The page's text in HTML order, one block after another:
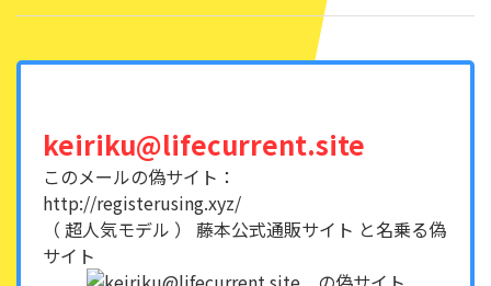
keiriku@lifecurrent.site
このメールの偽サイト：
http://registerusing.xyz/
（ 超人気モデル ） 藤本公式通販サイト と名乗る偽
サイト